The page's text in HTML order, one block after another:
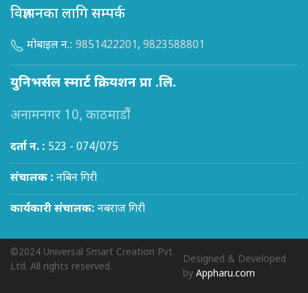
विज्ञापनका लागि सम्पर्क
मोबाइल न.: 9851422201, 9823588801
युनिभर्सल स्मार्ट क्रियशन प्रा .लि.
अनामनगर 10, काठमाडौं
दर्ता न. : 523 - 074/075
संचालक : नबिन गिरी
कार्यकारी संचालक: नबराज गिरी
©2024 Universal Smart Creation Pvt.
Ltd. All rights reserved.
Designed & Developed
byAppharu.com